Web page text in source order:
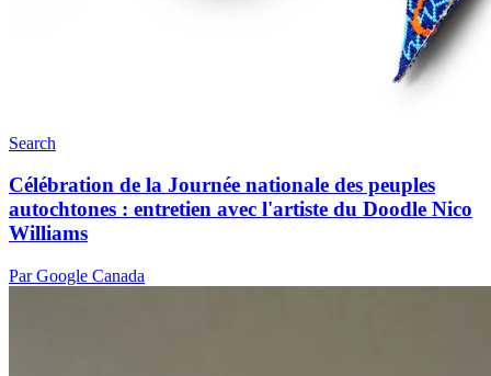
Search
Célébration de la Journée nationale des peuples
autochtones : entretien avec l'artiste du Doodle Nico
Williams
Par Google Canada